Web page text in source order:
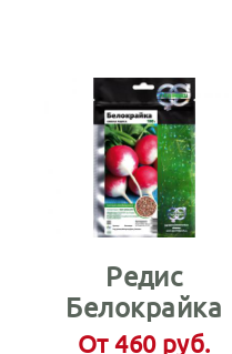
Редис
Белокрайка
От 460 руб.